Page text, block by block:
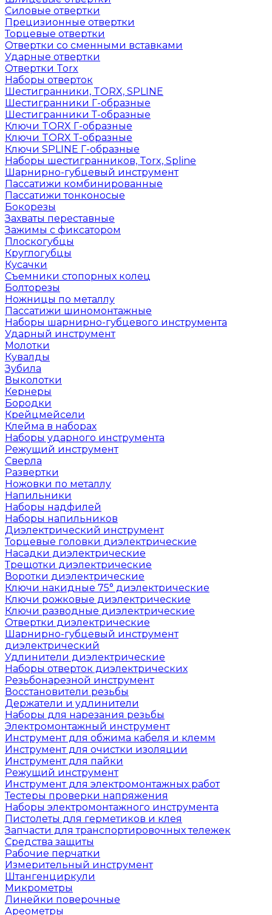
Силовые отвертки
Прецизионные отвертки
Торцевые отвертки
Отвертки со сменными вставками
Ударные отвертки
Отвертки Torx
Наборы отверток
Шестигранники, TORX, SPLINE
Шестигранники Г-образные
Шестигранники Т-образные
Ключи TORX Г-образные
Ключи TORX Т-образные
Ключи SPLINE Г-образные
Наборы шестигранников, Torx, Spline
Шарнирно-губцевый инструмент
Пассатижи комбинированные
Пассатижи тонконосые
Бокорезы
Захваты переставные
Зажимы с фиксатором
Плоскогубцы
Круглогубцы
Кусачки
Съемники стопорных колец
Болторезы
Ножницы по металлу
Пассатижи шиномонтажные
Наборы шарнирно-губцевого инструмента
Ударный инструмент
Молотки
Кувалды
Зубила
Выколотки
Кернеры
Бородки
Крейцмейсели
Клейма в наборах
Наборы ударного инструмента
Режущий инструмент
Сверла
Развертки
Ножовки по металлу
Напильники
Наборы надфилей
Наборы напильников
Диэлектрический инструмент
Торцевые головки диэлектрические
Насадки диэлектрические
Трещотки диэлектрические
Воротки диэлектрические
Ключи накидные 75° диэлектрические
Ключи рожковые диэлектрические
Ключи разводные диэлектрические
Отвертки диэлектрические
Шарнирно-губцевый инструмент
диэлектрический
Удлинители диэлектрические
Наборы отверток диэлектрических
Резьбонарезной инструмент
Восстановители резьбы
Держатели и удлинители
Наборы для нарезания резьбы
Электромонтажный инструмент
Инструмент для обжима кабеля и клемм
Инструмент для очистки изоляции
Инструмент для пайки
Режущий инструмент
Инструмент для электромонтажных работ
Тестеры проверки напряжения
Наборы электромонтажного инструмента
Пистолеты для герметиков и клея
Запчасти для транспортировочных тележек
Средства защиты
Рабочие перчатки
Измерительный инструмент
Штангенциркули
Микрометры
Линейки поверочные
Ареометры